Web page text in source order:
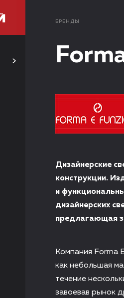
БРЕНДЫ
Дизайнерские
конструкции.
и
дизайнерских
предлагающая
Компания Forma
как небольшая
течение
завоевав рынок